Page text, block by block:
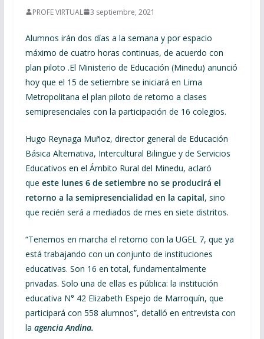
PROFE VIRTUAL 3 septiembre, 2021
Alumnos irán dos días a la semana y por espacio
máximo de cuatro horas continuas, de acuerdo con
plan piloto .El Ministerio de Educación (Minedu) anunció
hoy que el 15 de setiembre se iniciará en Lima
Metropolitana el plan piloto de retorno a clases
semipresenciales con la participación de 16 colegios.
Hugo Reynaga Muñoz, director general de Educación
Básica Alternativa, Intercultural Bilingüe y de Servicios
Educativos en el Ámbito Rural del Minedu, aclaró
que este lunes 6 de setiembre no se producirá el
retorno a la semipresencialidad en la capital, sino
que recién será a mediados de mes en siete distritos.
“Tenemos en marcha el retorno con la UGEL 7, que ya
está trabajando con un conjunto de instituciones
educativas. Son 16 en total, fundamentalmente
privadas. Solo una de ellas es pública: la institución
educativa N° 42 Elizabeth Espejo de Marroquín, que
participará con 558 alumnos”, detalló en entrevista con
la agencia Andina.